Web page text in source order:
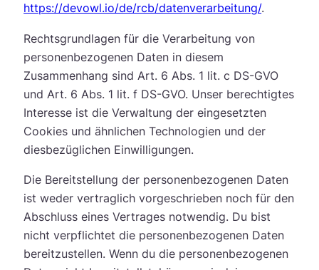
https://devowl.io/de/rcb/datenverarbeitung/.
Rechtsgrundlagen für die Verarbeitung von
personenbezogenen Daten in diesem
Zusammenhang sind Art. 6 Abs. 1 lit. c DS-GVO
und Art. 6 Abs. 1 lit. f DS-GVO. Unser berechtigtes
Interesse ist die Verwaltung der eingesetzten
Cookies und ähnlichen Technologien und der
diesbezüglichen Einwilligungen.
Die Bereitstellung der personenbezogenen Daten
ist weder vertraglich vorgeschrieben noch für den
Abschluss eines Vertrages notwendig. Du bist
nicht verpflichtet die personenbezogenen Daten
bereitzustellen. Wenn du die personenbezogenen